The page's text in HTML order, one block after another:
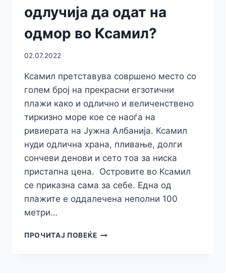
одлучија да одат на
одмор во Ксaмил?
02.07.2022
Ксaмил претставува совршено место со
голем број на прекрасни егзотични
плажи како и одлично и величенствено
тиркизно море кое се наоѓа на
ривиерата на Јужна Албанија. Ксамил
нуди одлична храна, пливање, долги
сончеви денови и сето тоа за ниска
пристапна цена. Островите во Ксамил
се приказна сама за себе. Една од
плажите е оддалечена неполни 100
метри…
ПРОЧИТАЈ ПОВЕЌЕЗОШТО